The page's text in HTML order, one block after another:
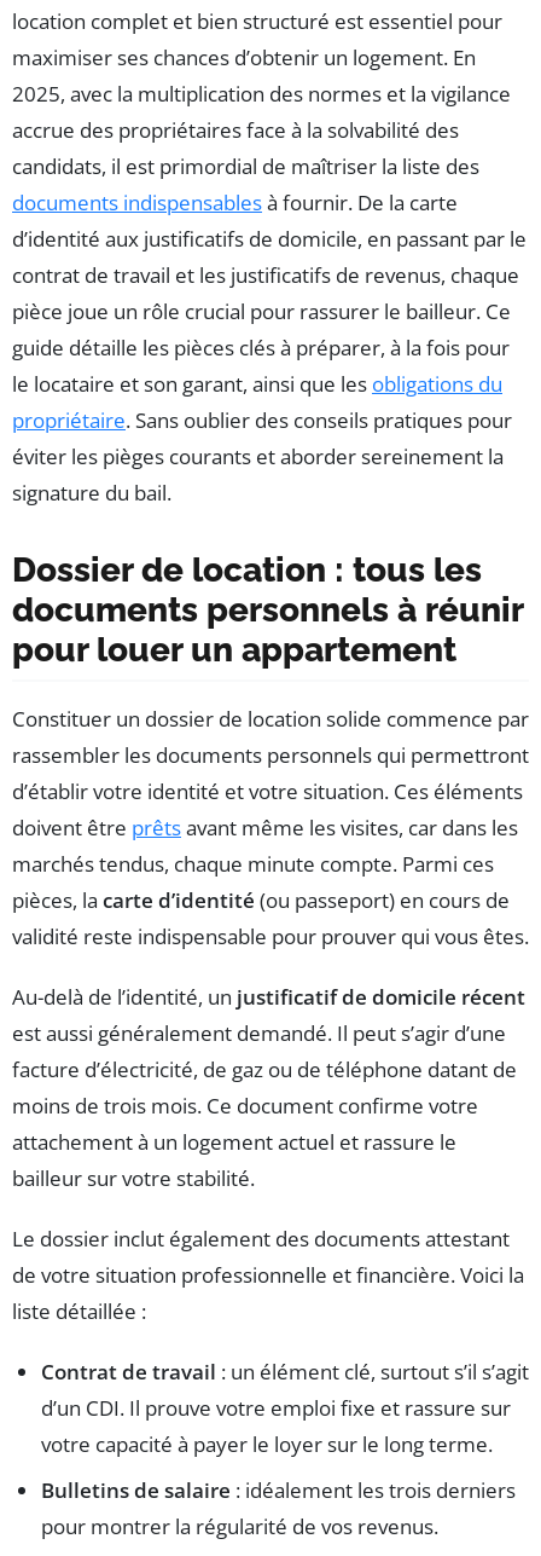
location complet et bien structuré est essentiel pour
maximiser ses chances d’obtenir un logement. En
2025, avec la multiplication des normes et la vigilance
accrue des propriétaires face à la solvabilité des
candidats, il est primordial de maîtriser la liste des
documents indispensablesà fournir. De la carte
d’identité aux justificatifs de domicile, en passant par le
contrat de travail et les justificatifs de revenus, chaque
pièce joue un rôle crucial pour rassurer le bailleur. Ce
guide détaille les pièces clés à préparer, à la fois pour
le locataire et son garant, ainsi que les obligations du
propriétaire. Sans oublier des conseils pratiques pour
éviter les pièges courants et aborder sereinement la
signature du bail.
Dossier de location : tous les
documents personnels à réunir
pour louer un appartement
Constituer un dossier de location solide commence par
rassembler les documents personnels qui permettront
d’établir votre identité et votre situation. Ces éléments
doivent être prêtsavant même les visites, car dans les
marchés tendus, chaque minute compte. Parmi ces
pièces, la carte d’identité (ou passeport) en cours de
validité reste indispensable pour prouver qui vous êtes.
Au-delà de l’identité, un justificatif de domicile récent
est aussi généralement demandé. Il peut s’agir d’une
facture d’électricité, de gaz ou de téléphone datant de
moins de trois mois. Ce document confirme votre
attachement à un logement actuel et rassure le
bailleur sur votre stabilité.
Le dossier inclut également des documents attestant
de votre situation professionnelle et financière. Voici la
liste détaillée :
Contrat de travail : un élément clé, surtout s’il s’agit
d’un CDI. Il prouve votre emploi fixe et rassure sur
votre capacité à payer le loyer sur le long terme.
Bulletins de salaire : idéalement les trois derniers
pour montrer la régularité de vos revenus.